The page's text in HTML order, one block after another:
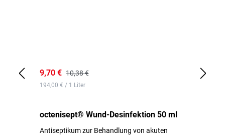
9,70 € 10,38 €
194,00 € / 1 Liter
octenisept® Wund-Desinfektion 50 ml
Antiseptikum zur Behandlung von akuten